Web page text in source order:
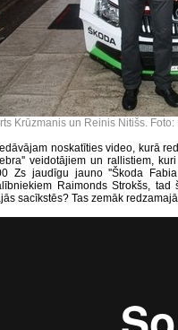
Krūzmanis un Reinis Nitišs.
noskatīties video, kurā
veidotājiem un rallistiem,
Zs jaudīgu jauno ''Škoda
Raimonds Strokšs,
sacīkstēs? Tas zemāk